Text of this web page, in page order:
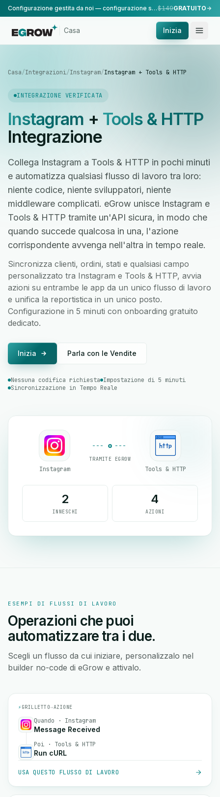
Configurazione gestita da noi — configurazione standard, eseguita dal nostro team.$149GRATUITO
Casa Inizia
Casa/Integrazioni/Instagram/Instagram + Tools & HTTP
INTEGRAZIONE VERIFICATA
Instagram + Tools & HTTP
Integrazione
Collega Instagram a Tools & HTTP in pochi minuti
e automatizza qualsiasi flusso di lavoro tra loro:
niente codice, niente sviluppatori, niente
middleware complicati. eGrow unisce Instagram e
Tools & HTTP tramite un'API sicura, in modo che
quando succede qualcosa in una, l'azione
corrispondente avvenga nell'altra in tempo reale.
Sincronizza clienti, ordini, stati e qualsiasi campo
personalizzato tra Instagram e Tools & HTTP, avvia
azioni su entrambe le app da un unico flusso di lavoro
e unifica la reportistica in un unico posto.
Configurazione in 5 minuti con onboarding gratuito
dedicato.
Inizia Parla con le Vendite
Nessuna codifica richiesta Impostazione di 5 minuti
Sincronizzazione in Tempo Reale
Instagram
TRAMITE EGROW
Tools & HTTP
2
INNESCHI
4
AZIONI
ESEMPI DI FLUSSI DI LAVORO
Operazioni che puoi
automatizzare tra i due.
Scegli un flusso da cui iniziare, personalizzalo nel
builder no-code di eGrow e attivalo.
⚡ GRILLETTO→AZIONE
Quando · Instagram
Message Received
Poi · Tools & HTTP
Run cURL
USA QUESTO FLUSSO DI LAVORO